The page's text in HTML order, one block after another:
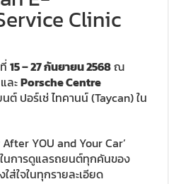
Clinic
ที่15 – 27กันยายน2568ณ
และPorsche Centre
ปอร์เช่ ไทคานน์ (Taycan) ใน
YOU and Your Car’
นการดูแลรถยนต์ทุกคันของ
ส่ใจในทุกรายละเอียด